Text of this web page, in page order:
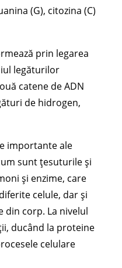
(G), citozina (C)
prin legarea
legăturilor
catene de ADN
de hidrogen,
importante ale
sunt țesuturile și
și enzime, care
celule, dar și
din corp. La nivelul
ducând la proteine
celulare